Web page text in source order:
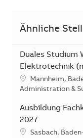
Ähnliche
Duales Studium
Elektrotechnik
Standort
Mannheim,
Kategorie
Administration &
Ausbildung
2027
Standort
Sasbach,